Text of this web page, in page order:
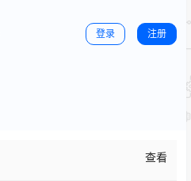
登录 注册
查看